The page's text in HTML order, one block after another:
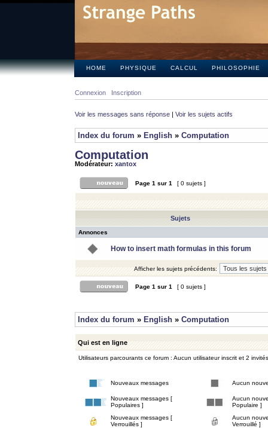
HOME PHYSIQUE CALCUL PHILOSOPHIE
Connexion Inscription
Voir les messages sans réponse | Voir les sujets actifs
Index du forum » English » Computation
Computation
Modérateur: xantox
Page 1 sur 1 [ 0 sujets ]
Sujets
Annonces
How to insert math formulas in this forum
Afficher les sujets précédents:
Page 1 sur 1 [ 0 sujets ]
Index du forum » English » Computation
Qui est en ligne
Utilisateurs parcourants ce forum : Aucun utilisateur inscrit et 2 invités
Nouveaux messages Aucun
Nouveaux messages [
Populaires ]
Aucun
Populaire ]
Nouveaux messages [
Verrouillés ]
Aucun
Verrouillé ]